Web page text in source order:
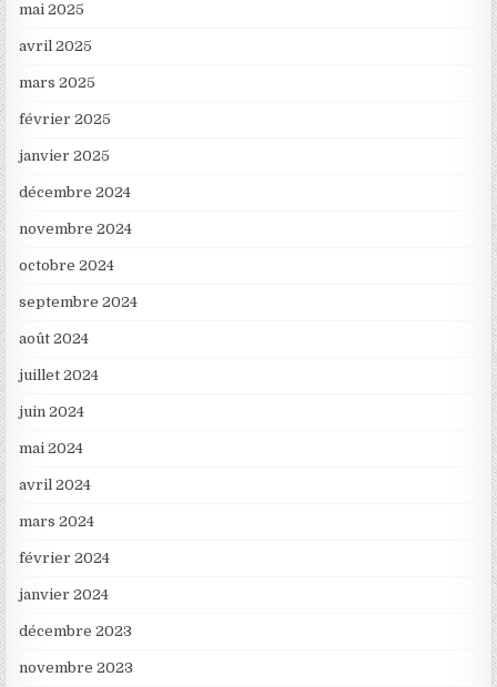
mai 2025
avril 2025
mars 2025
février 2025
janvier 2025
décembre 2024
novembre 2024
octobre 2024
septembre 2024
août 2024
juillet 2024
juin 2024
mai 2024
avril 2024
mars 2024
février 2024
janvier 2024
décembre 2023
novembre 2023